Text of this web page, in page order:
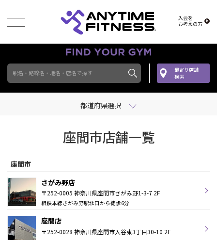
入会を
お考えの方
駅名・路線名・地名・店名で探す
最寄り店舗
検索
都道府県選択
座間市店舗一覧
座間市
さがみ野店
〒252-0005 神奈川県座間市さがみ野1-3-7 2F
相鉄本線さがみ野駅北口から徒歩6分
座間店
〒252-0028 神奈川県座間市入谷東3丁目30-10 2F